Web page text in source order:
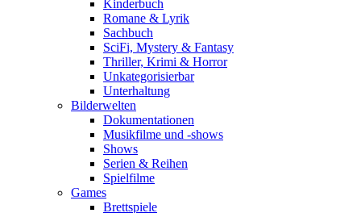
Kinderbuch
Romane & Lyrik
Sachbuch
SciFi, Mystery & Fantasy
Thriller, Krimi & Horror
Unkategorisierbar
Unterhaltung
Bilderwelten
Dokumentationen
Musikfilme und -shows
Shows
Serien & Reihen
Spielfilme
Games
Brettspiele